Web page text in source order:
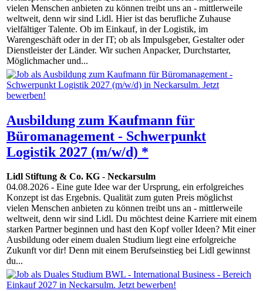
vielen Menschen anbieten zu können treibt uns an - mittlerweile
weltweit, denn wir sind Lidl. Hier ist das berufliche Zuhause
vielfältiger Talente. Ob im Einkauf, in der Logistik, im
Warengeschäft oder in der IT; ob als Impulsgeber, Gestalter oder
Dienstleister der Länder. Wir suchen Anpacker, Durchstarter,
Möglichmacher und...
Ausbildung zum Kaufmann für
Büromanagement - Schwerpunkt
Logistik 2027 (m/w/d) *
Lidl Stiftung & Co. KG - Neckarsulm
04.08.2026 - Eine gute Idee war der Ursprung, ein erfolgreiches
Konzept ist das Ergebnis. Qualität zum guten Preis möglichst
vielen Menschen anbieten zu können treibt uns an - mittlerweile
weltweit, denn wir sind Lidl. Du möchtest deine Karriere mit einem
starken Partner beginnen und hast den Kopf voller Ideen? Mit einer
Ausbildung oder einem dualen Studium liegt eine erfolgreiche
Zukunft vor dir! Denn mit einem Berufseinstieg bei Lidl gewinnst
du...